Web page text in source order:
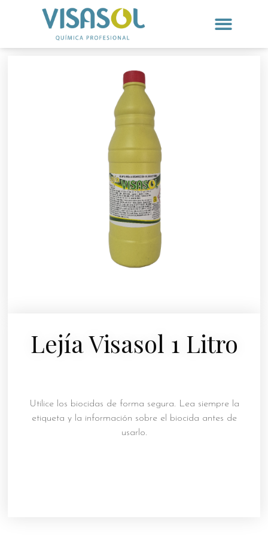
Lejía Visasol 1 Litro
Utilice los biocidas de forma segura. Lea siempre la
etiqueta y la información sobre el biocida antes de
usarlo.